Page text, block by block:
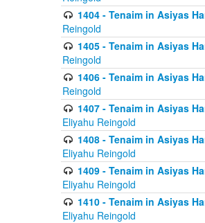
1404 - Tenaim in Asiyas
Reingold
1405 - Tenaim in Asiyas
Reingold
1406 - Tenaim in Asiyas
Reingold
1407 - Tenaim in Asiyas
Eliyahu Reingold
1408 - Tenaim in Asiyas
Eliyahu Reingold
1409 - Tenaim in Asiyas
Eliyahu Reingold
1410 - Tenaim in Asiyas
Eliyahu Reingold